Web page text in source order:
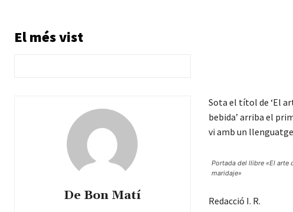
El més vist
De Bon Matí
Sota el títol de ‘El
bebida’ arriba el
vi amb un
Portada del llibre «El arte
maridaje»
Redacció I. R.